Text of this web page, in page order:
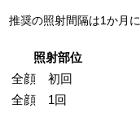
推奨の照射間隔は1か月
照射部位
全顔 初回
全顔 1回